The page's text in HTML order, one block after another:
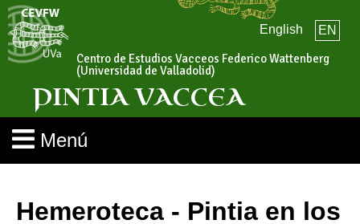
English EN
Centro de Estudios Vacceos Federico Wattenberg
(Universidad de Valladolid)
PINTIA VACCEA
Menú
Hemeroteca - Pintia en los